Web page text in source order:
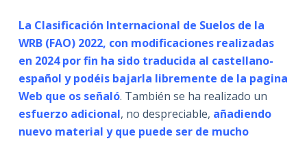
La Clasificación Internacional de Suelos de la
WRB (FAO) 2022, con modificaciones realizadas
en 2024 por fin ha sido traducida al castellano-
español y podéis bajarla libremente de la pagina
Web que os señaló. También se ha realizado un
esfuerzo adicional, no despreciable, añadiendo
nuevo material y que puede ser de mucho